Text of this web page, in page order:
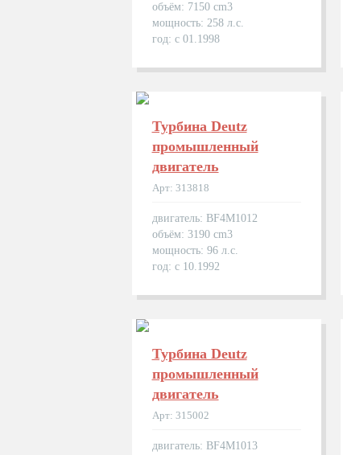
объём: 7150 cm3
мощность: 258 л.с.
год: с 01.1998
Турбина Deutz
промышленный
двигатель
Арт: 313818
двигатель: BF4M1012
объём: 3190 cm3
мощность: 96 л.с.
год: с 10.1992
Турбина Deutz
промышленный
двигатель
Арт: 315002
двигатель: BF4M1013